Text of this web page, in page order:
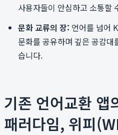
사용자들이 안심하고 소통할
문화 교류의 장: 언어를 넘어
문화를 공유하며 깊은 공감대
습니다.
기존 언어교환 앱
패러다임, 위피